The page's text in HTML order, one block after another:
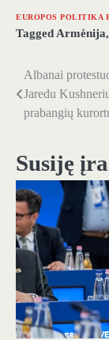
EUROPOS POLITIKA
Tagged Armėnija,
Navigacija
tarp
Albanai
Jaredu
prabangių
Susiję